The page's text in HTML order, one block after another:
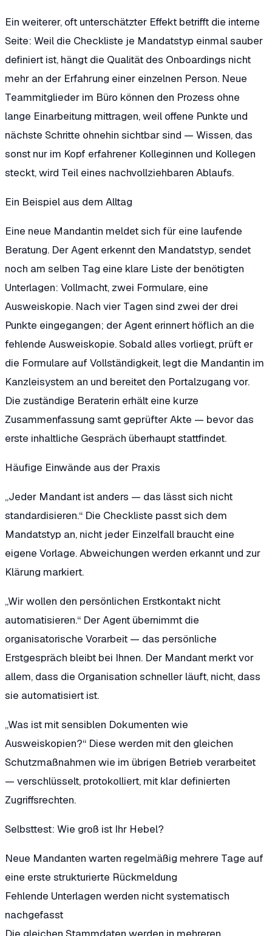
Ein weiterer, oft unterschätzter Effekt betrifft die interne
Seite: Weil die Checkliste je Mandatstyp einmal sauber
definiert ist, hängt die Qualität des Onboardings nicht
mehr an der Erfahrung einer einzelnen Person. Neue
Teammitglieder im Büro können den Prozess ohne
lange Einarbeitung mittragen, weil offene Punkte und
nächste Schritte ohnehin sichtbar sind — Wissen, das
sonst nur im Kopf erfahrener Kolleginnen und Kollegen
steckt, wird Teil eines nachvollziehbaren Ablaufs.
Ein Beispiel aus dem Alltag
Eine neue Mandantin meldet sich für eine laufende
Beratung. Der Agent erkennt den Mandatstyp, sendet
noch am selben Tag eine klare Liste der benötigten
Unterlagen: Vollmacht, zwei Formulare, eine
Ausweiskopie. Nach vier Tagen sind zwei der drei
Punkte eingegangen; der Agent erinnert höflich an die
fehlende Ausweiskopie. Sobald alles vorliegt, prüft er
die Formulare auf Vollständigkeit, legt die Mandantin im
Kanzleisystem an und bereitet den Portalzugang vor.
Die zuständige Beraterin erhält eine kurze
Zusammenfassung samt geprüfter Akte — bevor das
erste inhaltliche Gespräch überhaupt stattfindet.
Häufige Einwände aus der Praxis
„Jeder Mandant ist anders — das lässt sich nicht
standardisieren.“ Die Checkliste passt sich dem
Mandatstyp an, nicht jeder Einzelfall braucht eine
eigene Vorlage. Abweichungen werden erkannt und zur
Klärung markiert.
„Wir wollen den persönlichen Erstkontakt nicht
automatisieren.“ Der Agent übernimmt die
organisatorische Vorarbeit — das persönliche
Erstgespräch bleibt bei Ihnen. Der Mandant merkt vor
allem, dass die Organisation schneller läuft, nicht, dass
sie automatisiert ist.
„Was ist mit sensiblen Dokumenten wie
Ausweiskopien?“ Diese werden mit den gleichen
Schutzmaßnahmen wie im übrigen Betrieb verarbeitet
— verschlüsselt, protokolliert, mit klar definierten
Zugriffsrechten.
Selbsttest: Wie groß ist Ihr Hebel?
Neue Mandanten warten regelmäßig mehrere Tage auf
eine erste strukturierte Rückmeldung
Fehlende Unterlagen werden nicht systematisch
nachgefasst